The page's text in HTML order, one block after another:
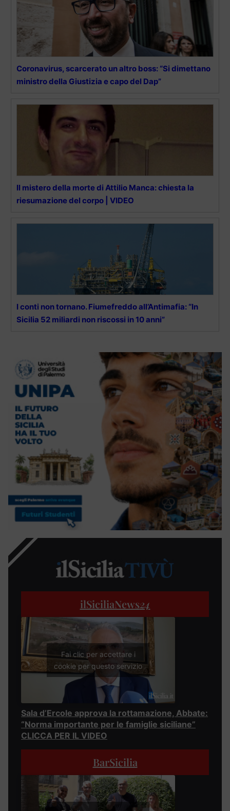
Coronavirus, scarcerato un altro boss: “Si dimettano
ministro della Giustizia e capo del Dap”
Il mistero della morte di Attilio Manca: chiesta la
riesumazione del corpo | VIDEO
I conti non tornano. Fiumefreddo all’Antimafia: “In
Sicilia 52 miliardi non riscossi in 10 anni”
ilSiciliaNews24
Fai clic per accettare i
cookie per questo servizio
Sala d’Ercole approva la rottamazione, Abbate:
“Norma importante per le famiglie siciliane”
CLICCA PER IL VIDEO
BarSicilia